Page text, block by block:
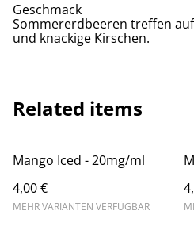
Geschmack
Sommererdbeeren treffen
und knackige Kirschen.
Related items
Mango Iced - 20mg/ml
4,00 €
MEHR VARIANTEN VERFÜGBAR